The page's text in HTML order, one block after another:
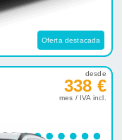
Oferta destacada
desde
338 €
mes / IVA incl.